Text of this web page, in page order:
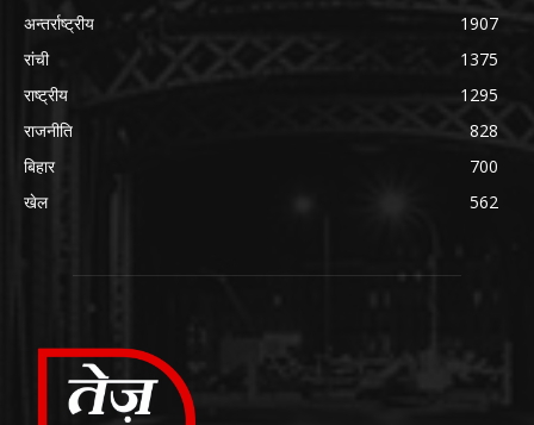
अन्तर्राष्ट्रीय
1907
रांची
1375
राष्ट्रीय
1295
राजनीति
828
बिहार
700
खेल
562